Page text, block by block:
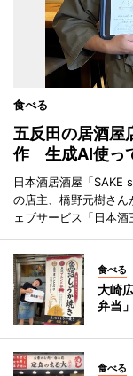
食べる
五反田の居酒屋
作 生成AI使っ
日本酒居酒屋「SAKE
の店主、橋野元樹さん
ェブサービス「日本酒
食べる
大崎
弁当
食べる